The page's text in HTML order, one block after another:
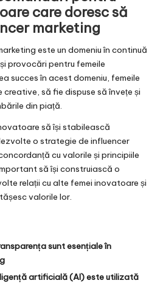
care doresc să
marketing
este un domeniu în continuă
provocări pentru femeile
succes în acest domeniu, femeile
să fie dispuse să învețe și
din piață.
să își stabilească
o strategie de influencer
cu valorile și principiile
să își construiască o
relații cu alte femei inovatoare și
valorile lor.
sunt esențiale în
artificială (AI) este utilizată